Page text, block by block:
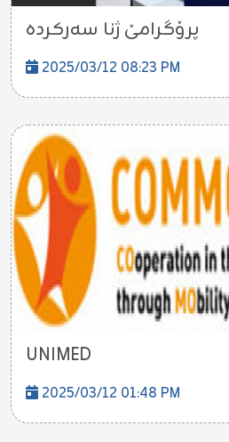
پرۆگرامێ ژنا سەركردە
2025/03/12 08:23 PM
UNIMED
2025/03/12 01:48 PM